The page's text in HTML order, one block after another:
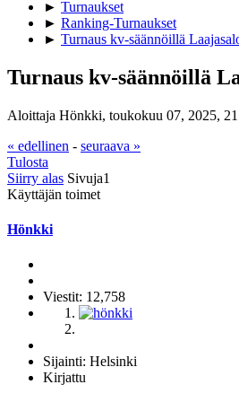
► Turnaukset
► Ranking-Turnaukset
► Turnaus kv-säännöillä
Turnaus kv-säännöillä
Aloittaja Hönkki, toukokuu 07, 2025,
« edellinen - seuraava »
Tulosta
Siirry alas Sivuja1
Käyttäjän toimet
Hönkki
Viestit: 12,758
Sijainti: Helsinki
Kirjattu